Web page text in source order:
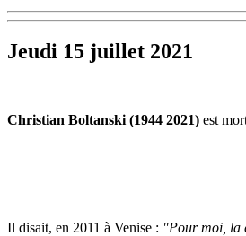
Jeudi 15 juillet 2021
Christian Boltanski (1944 2021) est
Il disait, en 2011 à Venise : "Pour moi, la